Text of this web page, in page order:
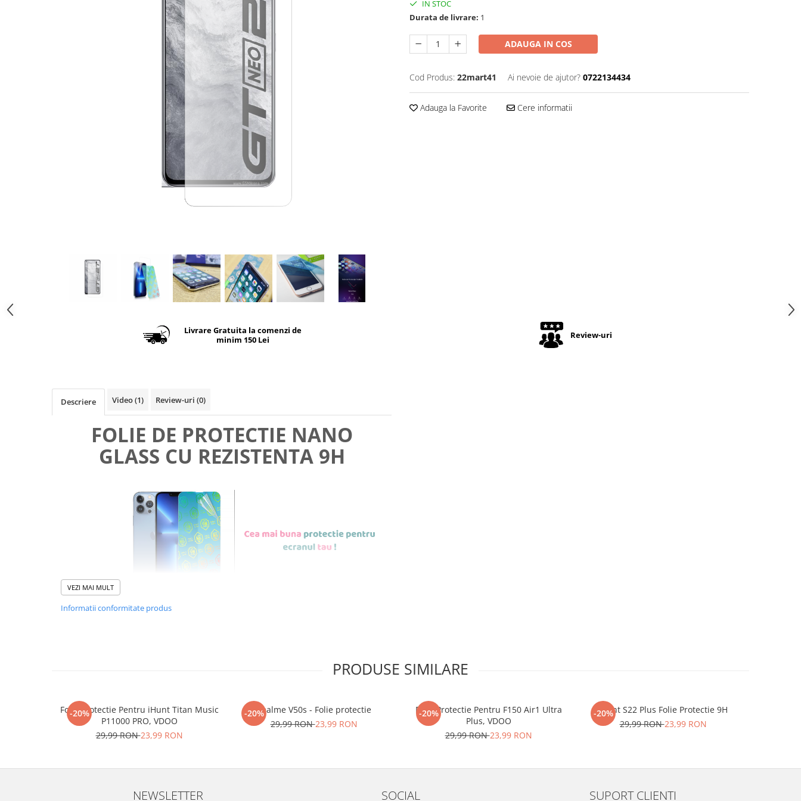
IN STOC
Durata de livrare: 1
ADAUGA IN COS
Cod Produs: 22mart41 Ai nevoie de ajutor? 0722134434
Adauga la Favorite Cere informatii
Livrare Gratuita la comenzi de
minim 150 Lei
Review-uri
Descriere Video(1) Review-uri (0)
FOLIE DE PROTECTIE NANO
GLASS CU REZISTENTA 9H
usor de aplicatsi le
Materialul folosit in producerea foliilor NU
este sticla pe care o stim cu totii, ci este
Nano Glass
mii de cioburi ascutite si periculoase.
VEZI MAI MULT
Informatii conformitate produs
PRODUSE SIMILARE
-20%
Folie Protectie Pentru iHunt Titan Music
P11000 PRO, VDOO
29,99 RON23,99 RON
-20%Realme V50s - Folie protectie
29,99 RON23,99 RON
-20%
Folie Protectie Pentru F150 Air1 Ultra
Plus, VDOO
29,99 RON23,99 RON
-20%
iHunt S22 Plus Folie Protectie 9H
29,99 RON23,99 RON
NEWSLETTER SOCIAL SUPORT CLIENTI